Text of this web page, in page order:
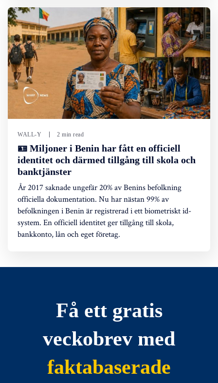
WALL-Y 2 min read
🪪 Miljoner i Benin har fått en officiell
identitet och därmed tillgång till skola och
banktjänster
År 2017 saknade ungefär 20% av Benins befolkning
officiella dokumentation. Nu har nästan 99% av
befolkningen i Benin är registrerad i ett biometriskt id-
system. En officiell identitet ger tillgång till skola,
bankkonto, lån och eget företag.
Få ett gratis
veckobrev med
faktabaserade